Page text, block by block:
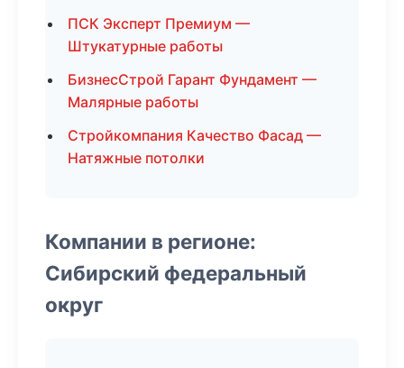
ПСК Эксперт Премиум —
Штукатурные работы
БизнесСтрой Гарант Фундамент —
Малярные работы
Стройкомпания Качество Фасад —
Натяжные потолки
Компании в регионе:
Сибирский федеральный
округ